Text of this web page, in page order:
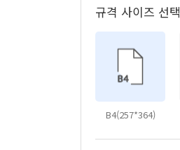
규격 사이즈 선택
B4(257*364)